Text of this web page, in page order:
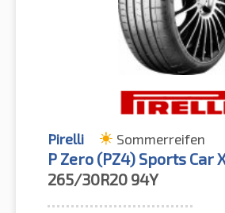
Pirelli Sommerreifen
P Zero (PZ4) Sports Car
265/30R20 94Y